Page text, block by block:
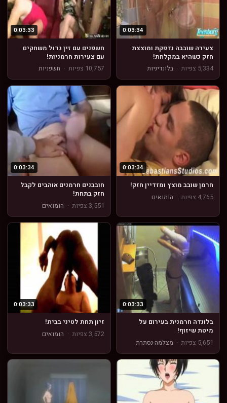
0:03:34
צעירה שובבה נדפקת ומוצצת
חזק כשהיא במקלחת!
5,334 צפיות
· בלונדיניות
0:03:33
חשפנים עם זין גדול משחקים
עם צעירות חרמניות!
10,757 צפיות
· חשפניות
0:03:34
חרמן שובב מוצץ ומזדיין חזק!
4,765 צפיות
· הומואים
0:03:34
חובבנים חרמנים אוהבים לקבל
חזק בתחת!
3,551 צפיות
· הומואים
0:03:33
בלונדה חרמנית בעירום על
מיטת שיזוף!
5,651 צפיות
· מצלמה-נסתרת
0:03:33
זיון תחת לטיני בבית!
3,572 צפיות
· הומואים